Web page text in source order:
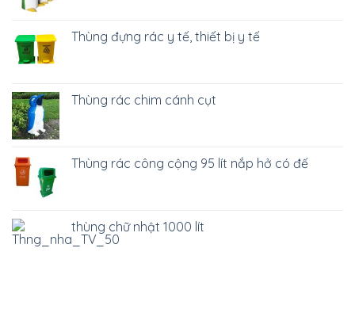
Thùng đựng rác y tế, thiết bị y tế
Thùng rác chim cánh cụt
Thùng rác công cộng 95 lít nắp hở có đế
thùng chữ nhật 1000 lít